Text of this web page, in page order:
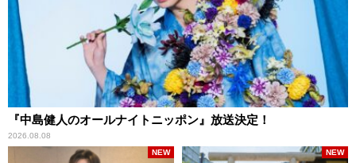
『中島健人のオールナイトニッポン』放送決定！
2026.08.08
NEW NEW